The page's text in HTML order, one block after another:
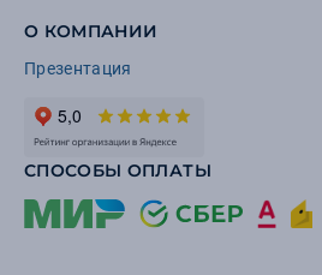
О КОМПАНИИ
Презентация
СПОСОБЫ ОПЛАТЫ